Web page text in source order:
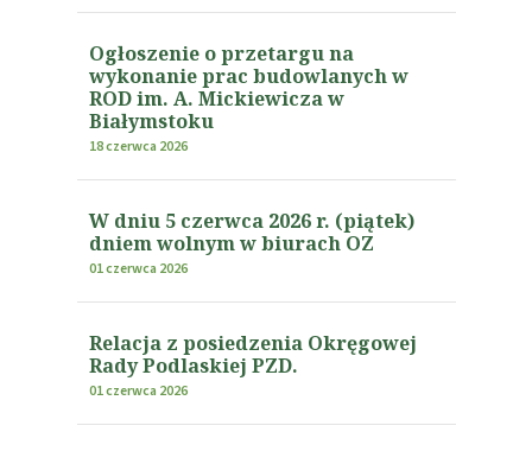
Ogłoszenie o przetargu na
wykonanie prac budowlanych w
ROD im. A. Mickiewicza w
Białymstoku
18 czerwca 2026
W dniu 5 czerwca 2026 r. (piątek)
dniem wolnym w biurach OZ
01 czerwca 2026
Relacja z posiedzenia Okręgowej
Rady Podlaskiej PZD.
01 czerwca 2026